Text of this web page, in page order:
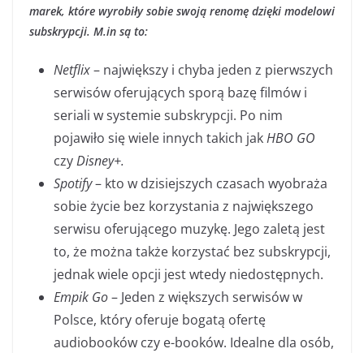
marek, które wyrobiły sobie swoją renomę dzięki modelowi
subskrypcji. M.in są to:
Netflix– największy i chyba jeden z pierwszych
serwisów oferujących sporą bazę filmów i
seriali w systemie subskrypcji. Po nim
pojawiło się wiele innych takich jakHBO GO
czyDisney+.
Spotify– kto w dzisiejszych czasach wyobraża
sobie życie bez korzystania z największego
serwisu oferującego muzykę. Jego zaletą jest
to, że można także korzystać bez subskrypcji,
jednak wiele opcji jest wtedy niedostępnych.
Empik Go– Jeden z większych serwisów w
Polsce, który oferuje bogatą ofertę
audiobooków czy e-booków. Idealne dla osób,